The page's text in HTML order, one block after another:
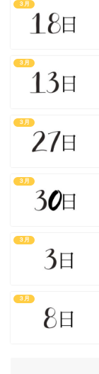
３月
３月
３月
３月
３月
３月